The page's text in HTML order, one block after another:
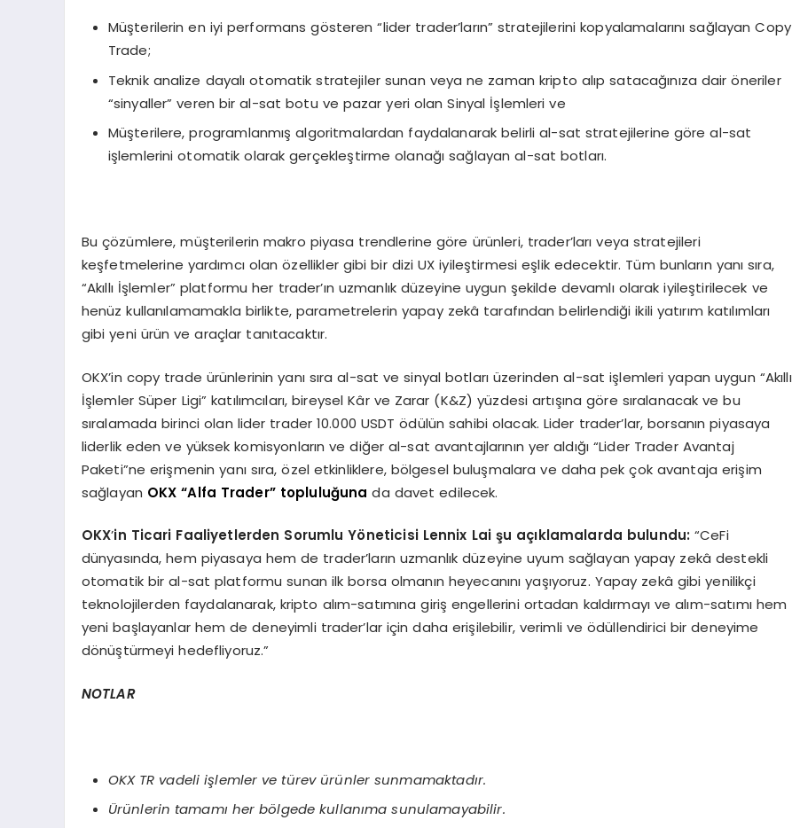
Müşterilerin en iyi performans gösteren “lider trader’ların” stratejilerini kopyalamalarını sağlayan Copy
Trade;
Teknik analize dayalı otomatik stratejiler sunan veya ne zaman kripto alıp satacağınıza dair öneriler
“sinyaller” veren bir al-sat botu ve pazar yeri olan Sinyal İşlemleri ve
Müşterilere, programlanmış algoritmalardan faydalanarak belirli al-sat stratejilerine göre al-sat
işlemlerini otomatik olarak gerçekleştirme olanağı sağlayan al-sat botları.
Bu çözümlere, müşterilerin makro piyasa trendlerine göre ürünleri, trader’ları veya stratejileri
keşfetmelerine yardımcı olan özellikler gibi bir dizi UX iyileştirmesi eşlik edecektir. Tüm bunların yanı sıra,
“Akıllı İşlemler” platformu her trader’ın uzmanlık düzeyine uygun şekilde devamlı olarak iyileştirilecek ve
henüz kullanılamamakla birlikte, parametrelerin yapay zekâ tarafından belirlendiği ikili yatırım katılımları
gibi yeni ürün ve araçlar tanıtacaktır.
OKX’in copy trade ürünlerinin yanı sıra al-sat ve sinyal botları üzerinden al-sat işlemleri yapan uygun “Akıllı
İşlemler Süper Ligi” katılımcıları, bireysel Kâr ve Zarar (K&Z) yüzdesi artışına göre sıralanacak ve bu
sıralamada birinci olan lider trader 10.000 USDT ödülün sahibi olacak. Lider trader’lar, borsanın piyasaya
liderlik eden ve yüksek komisyonların ve diğer al-sat avantajlarının yer aldığı “Lider Trader Avantaj
Paketi”ne erişmenin yanı sıra, özel etkinliklere, bölgesel buluşmalara ve daha pek çok avantaja erişim
sağlayan OKX “Alfa Trader” topluluğuna da davet edilecek.
OKX’in Ticari Faaliyetlerden Sorumlu Yöneticisi Lennix Lai şu açıklamalarda bulundu:“CeFi
dünyasında, hem piyasaya hem de trader’ların uzmanlık düzeyine uyum sağlayan yapay zekâ destekli
otomatik bir al-sat platformu sunan ilk borsa olmanın heyecanını yaşıyoruz. Yapay zekâ gibi yenilikçi
teknolojilerden faydalanarak, kripto alım-satımına giriş engellerini ortadan kaldırmayı ve alım-satımı hem
yeni başlayanlar hem de deneyimli trader’lar için daha erişilebilir, verimli ve ödüllendirici bir deneyime
dönüştürmeyi hedefliyoruz.”
NOTLAR
OKX TR vadeli işlemler ve türevürünler sunmamaktadır.
Ürünlerin tamamı her bölgede kullanıma sunulamayabilir.